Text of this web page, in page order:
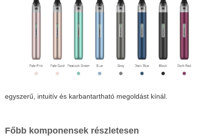
egyszerű, intuitív és karbantartható megoldást kínál.
Főbb komponensek részletesen